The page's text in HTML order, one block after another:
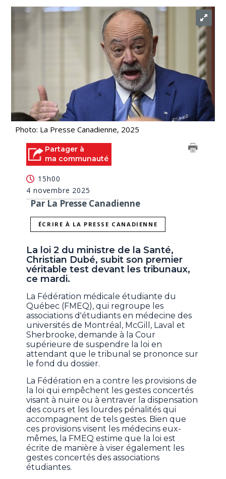
Photo: La Presse Canadienne, 2025
Partager à
ma communauté
15h00
4 novembre 2025
Par La Presse Canadienne
ÉCRIRE À LA PRESSE CANADIENNE
La loi 2 du ministre de la Santé,
Christian Dubé, subit son premier
véritable test devant les tribunaux,
ce mardi.
La Fédération médicale étudiante du
Québec (FMEQ), qui regroupe les
associations d'étudiants en médecine des
universités de Montréal, McGill, Laval et
Sherbrooke, demande à la Cour
supérieure de suspendre la loi en
attendant que le tribunal se prononce sur
le fond du dossier.
La Fédération en a contre les provisions de
la loi qui empêchent les gestes concertés
visant à nuire ou à entraver la dispensation
des cours et les lourdes pénalités qui
accompagnent de tels gestes. Bien que
ces provisions visent les médecins eux-
mêmes, la FMEQ estime que la loi est
écrite de manière à viser également les
gestes concertés des associations
étudiantes.